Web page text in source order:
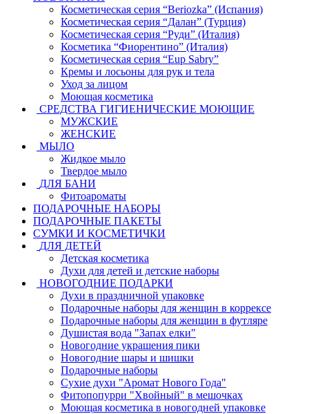
Косметическая серия “Beriozka” (Испания)
Косметическая серия “Далан” (Турция)
Косметическая серия “Руди” (Италия)
Косметика “Фиорентино” (Италия)
Косметическая серия “Eup Sabry”
Кремы и лосьоны для рук и тела
Уход за лицом
Моющая косметика
СРЕДСТВА ГИГИЕНИЧЕСКИЕ МОЮЩИЕ
МУЖСКИЕ
ЖЕНСКИЕ
МЫЛО
Жидкое мыло
Твердое мыло
ДЛЯ БАНИ
Фитоароматы
ПОДАРОЧНЫЕ НАБОРЫ
ПОДАРОЧНЫЕ ПАКЕТЫ
СУМКИ И КОСМЕТИЧКИ
ДЛЯ ДЕТЕЙ
Детская косметика
Духи для детей и детские наборы
НОВОГОДНИЕ ПОДАРКИ
Духи в праздничной упаковке
Подарочные наборы для женщин в коррексе
Подарочные наборы для женщин в футляре
Душистая вода "Запах елки"
Новогодние украшения пики
Новогодние шары и шишки
Подарочные наборы
Сухие духи "Аромат Нового Года"
Фитопопурри "Хвойный" в мешочках
Моющая косметика в новогодней упаковке